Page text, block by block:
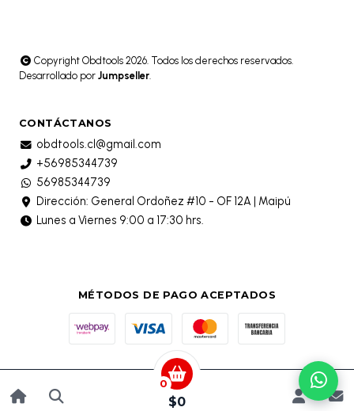
0
$0
Copyright Obdtools 2026. Todos los derechos reservados.
Desarrollado por Jumpseller.
CONTÁCTANOS
obdtools.cl@gmail.com
+56985344739
56985344739
Dirección: General Ordoñez #10 - OF 12A | Maipú
Lunes a Viernes 9:00 a 17:30 hrs.
MÉTODOS DE PAGO ACEPTADOS